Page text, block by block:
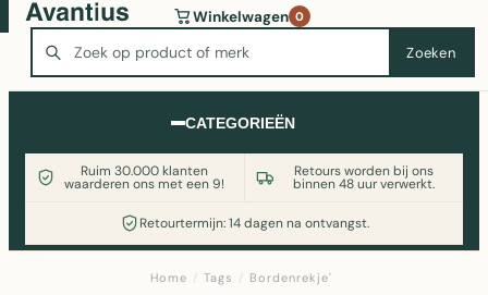
Zoeken
Winkelwagen 0
CATEGORIEËN
Ruim 30.000 klanten
waarderen ons met een 9!
Retours worden bij ons
binnen 48 uur verwerkt.
Retourtermijn: 14 dagen na ontvangst.
Wasmachine of koelkast nodig? Vergelijk alle prijzen op
Witgoedaanbod.nl
Home / Tags / Bordenrekje'